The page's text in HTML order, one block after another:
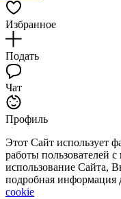
Избранное
Подать
Чат
Профиль
Этот Сайт использует
работы пользователей
использование Сайта,
подробная информация
cookie